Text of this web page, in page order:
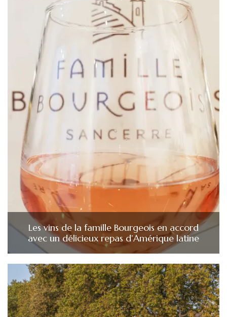
Les vins de la famille Bourgeois en accord
avec un délicieux repas d’Amérique latine